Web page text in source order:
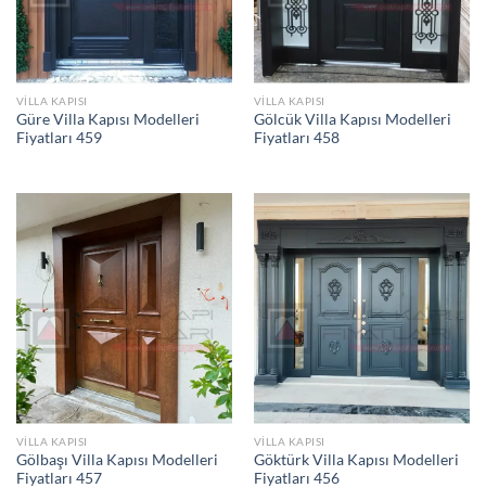
VILLA KAPISI
Güre Villa Kapısı Modelleri
Fiyatları 459
VILLA KAPISI
Gölcük Villa Kapısı Modelleri
Fiyatları 458
VILLA KAPISI
Gölbaşı Villa Kapısı Modelleri
Fiyatları 457
VILLA KAPISI
Göktürk Villa Kapısı Modelleri
Fiyatları 456